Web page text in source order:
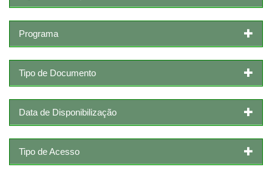
Programa
Tipo de Documento
Data de Disponibilização
Tipo de Acesso